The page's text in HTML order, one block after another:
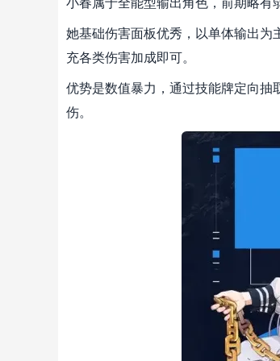
小春属于全能型输出角色，前期略有
她基础伤害面板优秀，以单体输出为
充各类伤害加成即可。
优势是数值暴力，通过技能牌定向抽
伤。